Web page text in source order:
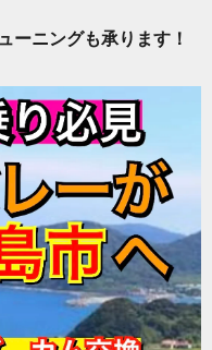
ーニングも承ります！